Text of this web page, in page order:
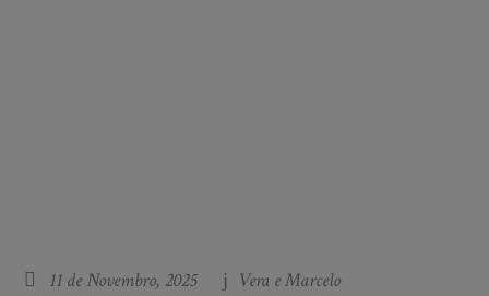
11 de Novembro, 2025 Vera e Marcelo